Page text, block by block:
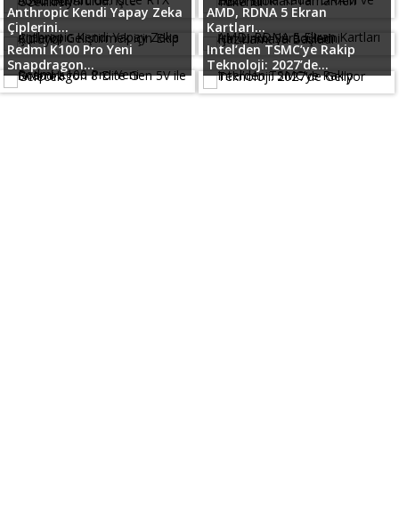
Anthropic Kendi Yapay Zeka
Çiplerini...
AMD, RDNA 5 Ekran
Kartları...
Redmi K100 Pro Yeni
Snapdragon...
Intel’den TSMC’ye Rakip
Teknoloji: 2027’de...